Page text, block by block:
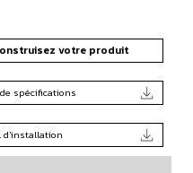
votre produit
spécifications
d'installation